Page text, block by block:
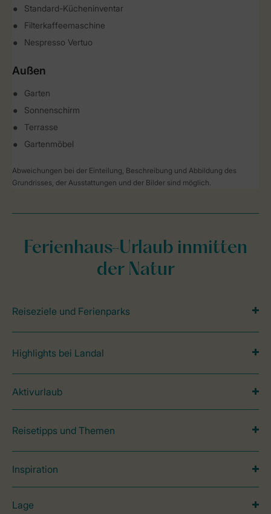
Standard-Kücheninventar
Filterkaffeemaschine
Nespresso Vertuo
Außen
Garten
Sonnenschirm
Terrasse
Gartenmöbel
Abweichungen bei der Einteilung, Beschreibung und Abbildung des
Grundrisses, der Ausstattungen und der Bilder sind möglich.
Ferienhaus-Urlaub inmitten
der Natur
Reiseziele und Ferienparks
Highlights bei Landal
Aktivurlaub
Reisetipps und Themen
Inspiration
Lage